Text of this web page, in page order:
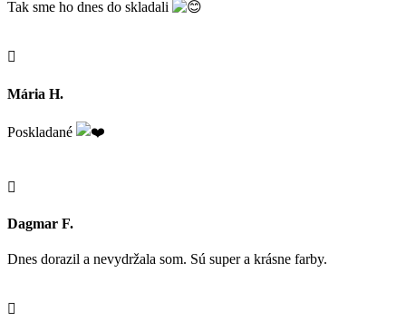
Tak sme ho dnes do skladali

Mária H.
Poskladané

Dagmar F.
Dnes dorazil a nevydržala som. Sú super a krásne farby.
